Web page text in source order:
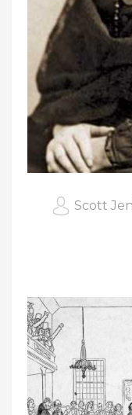
Scott